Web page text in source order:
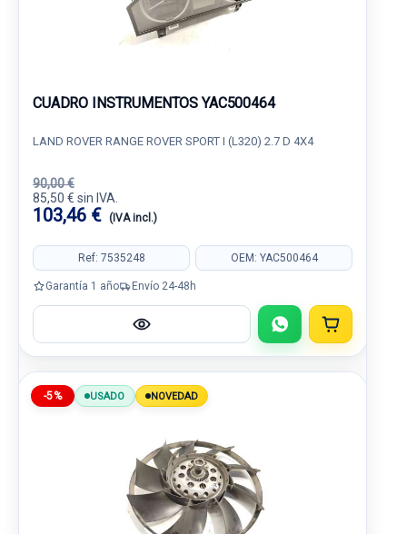
CUADRO INSTRUMENTOS YAC500464
LAND ROVER RANGE ROVER SPORT I (L320) 2.7 D 4X4
90,00 €
85,50 € sin IVA.
103,46 € (IVA incl.)
Ref: 7535248 OEM: YAC500464
Garantía 1 año Envío 24-48h
-5% USADO NOVEDAD